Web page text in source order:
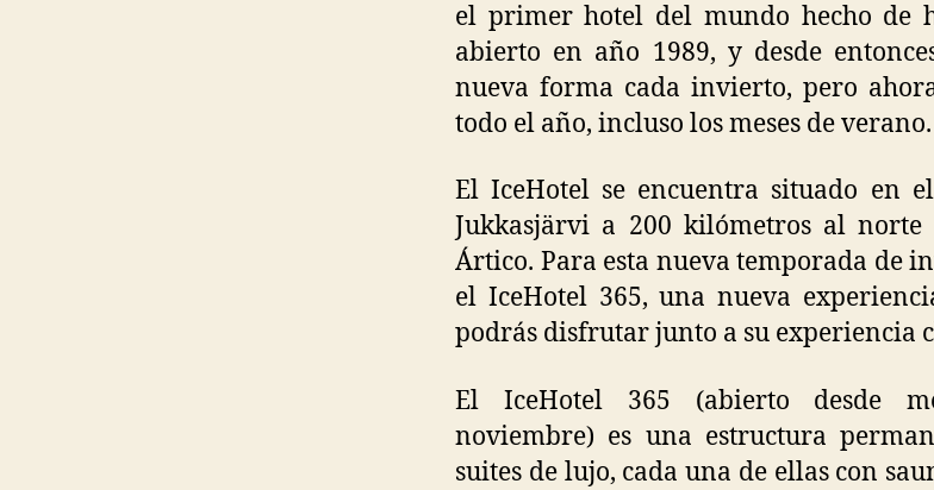
el primer hotel del mundo hecho de
abierto en año 1989, y desde
nueva forma cada invierto, pero
todo el año, incluso los meses de verano.
El IceHotel se encuentra situado en
Jukkasjärvi a 200 kilómetros al
Ártico. Para esta nueva temporada de
el IceHotel 365, una nueva
podrás disfrutar junto a su experiencia
El IceHotel 365 (abierto desde
noviembre) es una estructura
suites de lujo, cada una de ellas con